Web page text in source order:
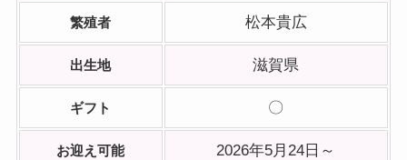
繁殖者 松本貴広
出生地 滋賀県
ギフト 〇
お迎え可能 2026年5月24日～